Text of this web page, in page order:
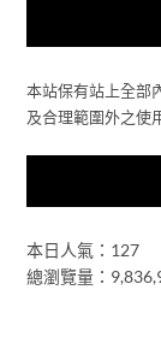
本站保有站上全部
及合理範圍外之使
本日人氣：127
總瀏覽量：